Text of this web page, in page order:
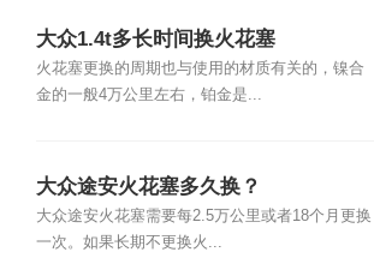
大众1.4t多长时间换火花塞
火花塞更换的周期也与使用的材质有关的，镍合
金的一般4万公里左右，铂金是...
大众途安火花塞多久换？
大众途安火花塞需要每2.5万公里或者18个月更换
一次。如果长期不更换火...